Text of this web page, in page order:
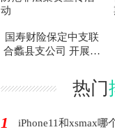
国寿财险保定中支联
合蠡县支公司 开展防
热门
1 iPhone11和xsmax哪